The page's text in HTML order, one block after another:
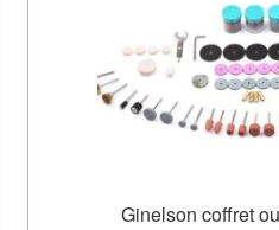
Ginelson coffret